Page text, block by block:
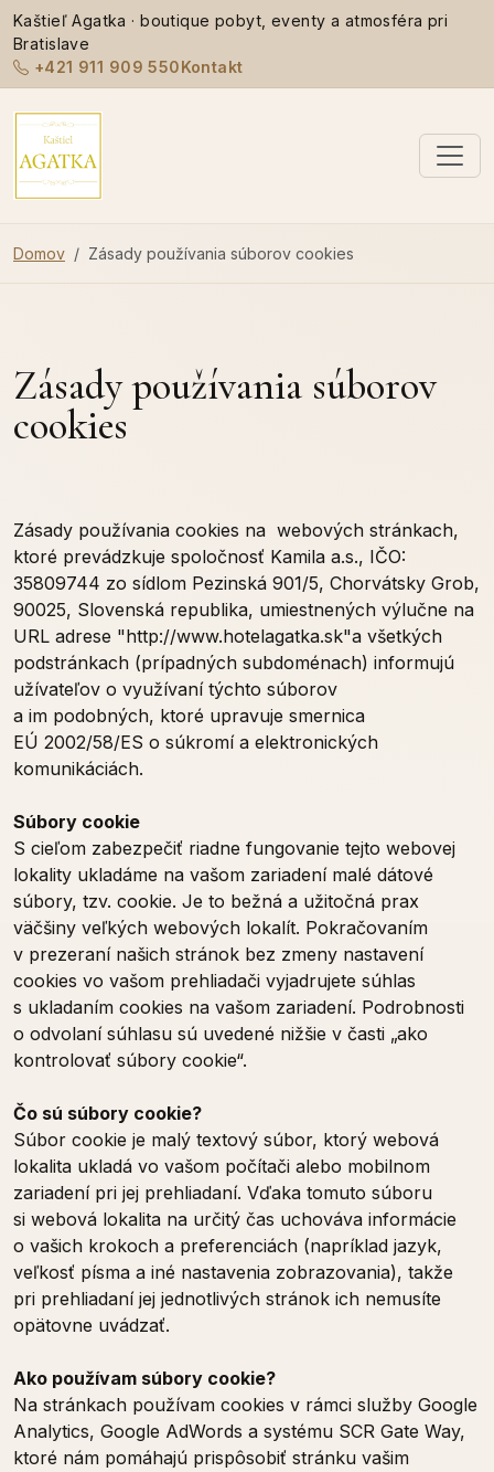
Kaštieľ Agatka · boutique pobyt, eventy a atmosféra pri
Bratislave
+421 911 909 550Kontakt
Domov Zásady používania súborov cookies
Zásady používania súborov
cookies
Zásady používania cookies na webových stránkach,
ktoré prevádzkuje spoločnosť Kamila a.s., IČO:
35809744 zo sídlom Pezinská 901/5, Chorvátsky Grob,
90025, Slovenská republika, umiestnených výlučne na
URL adrese "http://www.hotelagatka.sk"a všetkých
podstránkach (prípadných subdoménach) informujú
užívateľov o využívaní týchto súborov
a im podobných, ktoré upravuje smernica
EÚ 2002/58/ES o súkromí a elektronických
komunikáciách.
Súbory cookie
S cieľom zabezpečiť riadne fungovanie tejto webovej
lokality ukladáme na vašom zariadení malé dátové
súbory, tzv. cookie. Je to bežná a užitočná prax
väčšiny veľkých webových lokalít. Pokračovaním
v prezeraní našich stránok bez zmeny nastavení
cookies vo vašom prehliadači vyjadrujete súhlas
s ukladaním cookies na vašom zariadení. Podrobnosti
o odvolaní súhlasu sú uvedené nižšie v časti „ako
kontrolovať súbory cookie“.
Čo sú súbory cookie?
Súbor cookie je malý textový súbor, ktorý webová
lokalita ukladá vo vašom počítači alebo mobilnom
zariadení pri jej prehliadaní. Vďaka tomuto súboru
si webová lokalita na určitý čas uchováva informácie
o vašich krokoch a preferenciách (napríklad jazyk,
veľkosť písma a iné nastavenia zobrazovania), takže
pri prehliadaní jej jednotlivých stránok ich nemusíte
opätovne uvádzať.
Ako používam súbory cookie?
Na stránkach používam cookies v rámci služby Google
Analytics, Google AdWords a systému SCR Gate Way,
ktoré nám pomáhajú prispôsobiť stránku vašim